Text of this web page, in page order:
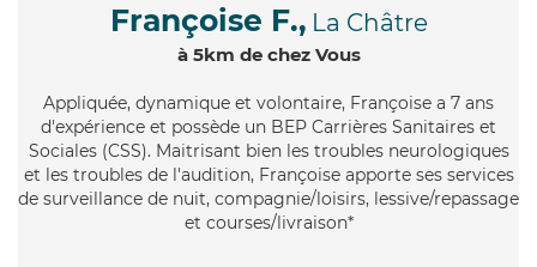
Françoise F., La Châtre
à 5km de chez Vous
Appliquée, dynamique et volontaire, Françoise a 7 ans
d'expérience et possède un BEP Carrières Sanitaires et
Sociales (CSS). Maitrisant bien les troubles neurologiques
et les troubles de l'audition, Françoise apporte ses services
de surveillance de nuit, compagnie/loisirs, lessive/repassage
et courses/livraison*